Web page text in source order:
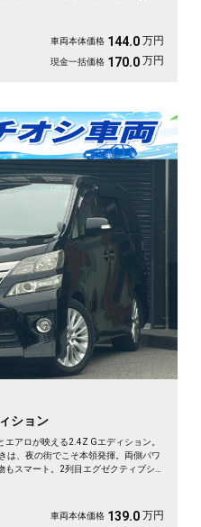
適にこなせます🎵 細部まで丁寧に手
日を支えます🚗
車両本体価格 144.0 万円
現金一括価格 170.0 万円
ション
アロが映える2.4Z Gエディション。
は、夜の街でこそ本領発揮。両側パワ
もスマート。2列目エグゼクティブシ
長く付き合える一台として《1年保
車両本体価格 139.0 万円